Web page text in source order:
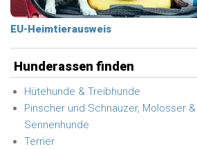
EU-Heimtierausweis
Hunderassen finden
Hütehunde & Treibhunde
Pinscher und Schnauzer, Molosser
Sennenhunde
Terrier